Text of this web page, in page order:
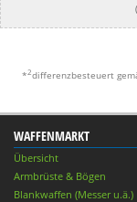
*2differenzbesteuert
WAFFENMARKT
Übersicht
Armbrüste & Bögen
Blankwaffen (Messer u.ä.)